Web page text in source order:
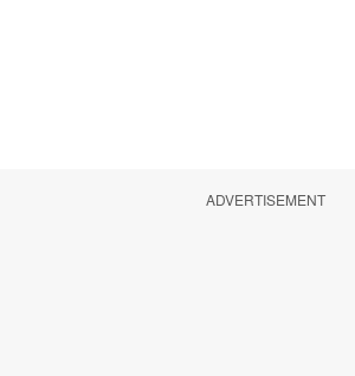
ADVERTISEMENT